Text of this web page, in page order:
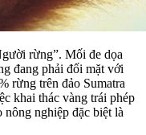
rừng”. Mối đe dọa
đang phải đối mặt với
rừng trên đảo Sumatra
khai thác vàng trái phép
nghiệp đặc biệt là